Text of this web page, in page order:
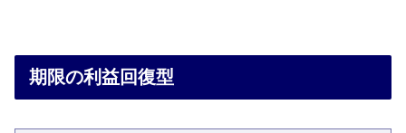
期限の利益回復型